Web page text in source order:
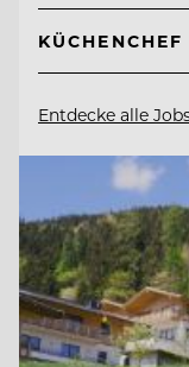
Entdecke alle